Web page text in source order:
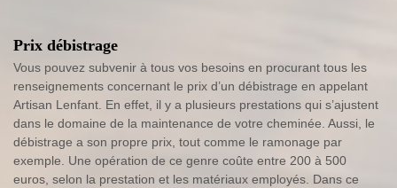
Prix débistrage
Vous pouvez subvenir à tous vos besoins en procurant tous les
renseignements concernant le prix d’un débistrage en appelant
Artisan Lenfant. En effet, il y a plusieurs prestations qui s’ajustent
dans le domaine de la maintenance de votre cheminée. Aussi, le
débistrage a son propre prix, tout comme le ramonage par
exemple. Une opération de ce genre coûte entre 200 à 500
euros, selon la prestation et les matériaux employés. Dans ce